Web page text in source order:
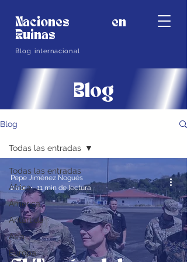
Naciones en
Ruinas
Blog internacional
Blog
Blog
Todas las entradas
África
América
Antártida
Asia
Europa
Todas las entradas
Pepe Jiménez Nogués
2 abr
11 min de lectura